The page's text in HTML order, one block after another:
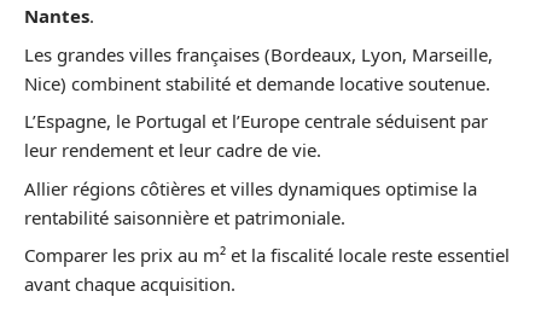
Nantes.
Les grandes villes françaises (Bordeaux, Lyon, Marseille,
Nice) combinent stabilité et demande locative soutenue.
L’Espagne, le Portugal et l’Europe centrale séduisent par
leur rendement et leur cadre de vie.
Allier régions côtières et villes dynamiques optimise la
rentabilité saisonnière et patrimoniale.
Comparer les prix au m² et la fiscalité locale reste essentiel
avant chaque acquisition.